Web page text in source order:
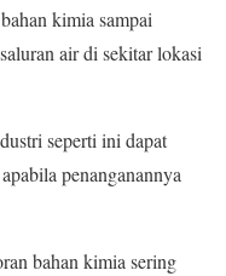
kimia sampai
air di sekitar lokasi
seperti ini dapat
penanganannya
bahan kimia sering